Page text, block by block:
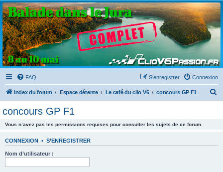
Clio V6 Passion
Le site français des passionnés de Clio V6
FAQ Connexion
S’enregistrer
Index du forum Espace détente Le café du clio V6 concours GP F1
concours GP F1
Vous n’avez pas les permissions requises pour consulter les sujets de ce forum.
CONNEXION • S’ENREGISTRER
Nom d’utilisateur :